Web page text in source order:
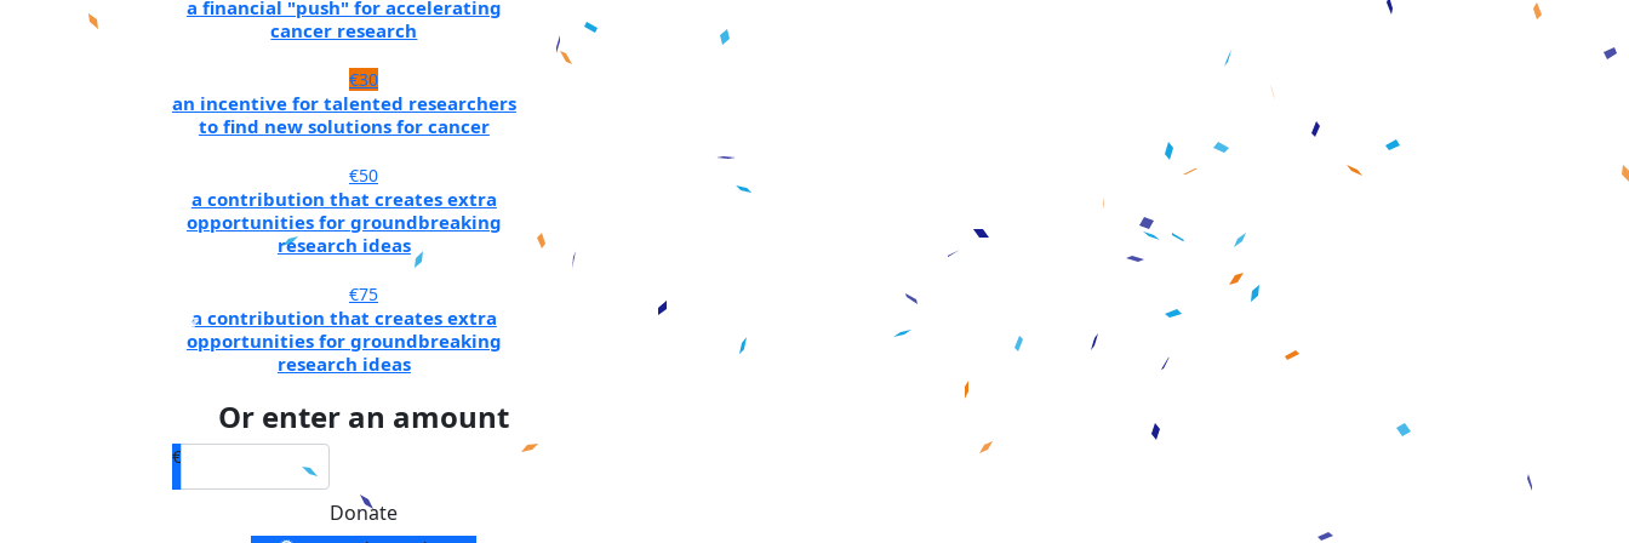
a financial "push" for accelerating
cancer research
€30
an incentive for talented researchers
to find new solutions for cancer
€50
a contribution that creates extra
opportunities for groundbreaking
research ideas
€75
a contribution that creates extra
opportunities for groundbreaking
research ideas
Or enter an amount
€
Donate